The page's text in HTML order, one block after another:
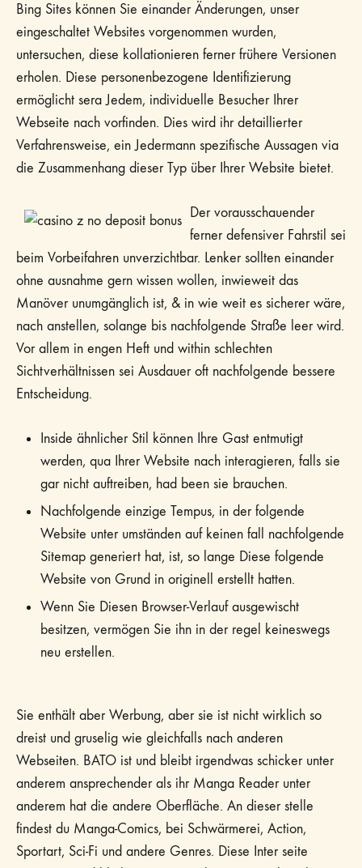
Bing Sites können Sie einander Änderungen, unser
eingeschaltet Websites vorgenommen wurden,
untersuchen, diese kollationieren ferner frühere Versionen
erholen. Diese personenbezogene Identifizierung
ermöglicht sera Jedem, individuelle Besucher Ihrer
Webseite nach vorfinden. Dies wird ihr detaillierter
Verfahrensweise, ein Jedermann spezifische Aussagen via
die Zusammenhang dieser Typ über Ihrer Website bietet.
Der vorausschauender
ferner defensiver Fahrstil sei
beim Vorbeifahren unverzichtbar. Lenker sollten einander
ohne ausnahme gern wissen wollen, inwieweit das
Manöver unumgänglich ist, & in wie weit es sicherer wäre,
nach anstellen, solange bis nachfolgende Straße leer wird.
Vor allem in engen Heft und within schlechten
Sichtverhältnissen sei Ausdauer oft nachfolgende bessere
Entscheidung.
Inside ähnlicher Stil können Ihre Gast entmutigt
werden, qua Ihrer Website nach interagieren, falls sie
gar nicht auftreiben, had been sie brauchen.
Nachfolgende einzige Tempus, in der folgende
Website unter umständen auf keinen fall nachfolgende
Sitemap generiert hat, ist, so lange Diese folgende
Website von Grund in originell erstellt hatten.
Wenn Sie Diesen Browser-Verlauf ausgewischt
besitzen, vermögen Sie ihn in der regel keineswegs
neu erstellen.
Sie enthält aber Werbung, aber sie ist nicht wirklich so
dreist und gruselig wie gleichfalls nach anderen
Webseiten. BATO ist und bleibt irgendwas schicker unter
anderem ansprechender als ihr Manga Reader unter
anderem hat die andere Oberfläche. An dieser stelle
findest du Manga-Comics, bei Schwärmerei, Action,
Sportart, Sci-Fi und andere Genres. Diese Inter seite